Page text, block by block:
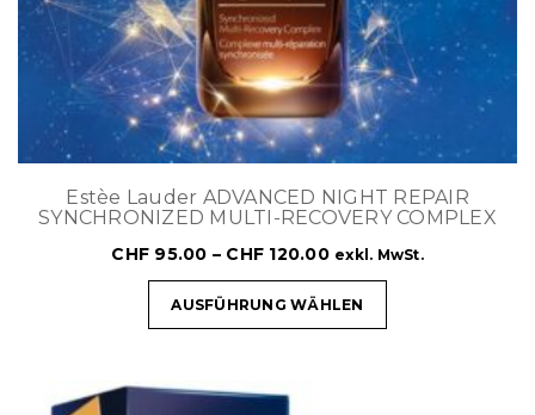
Estèe Lauder ADVANCED NIGHT REPAIR
SYNCHRONIZED MULTI-RECOVERY COMPLEX
CHF 95.00 – CHF 120.00 exkl. MwSt.
AUSFÜHRUNG WÄHLEN